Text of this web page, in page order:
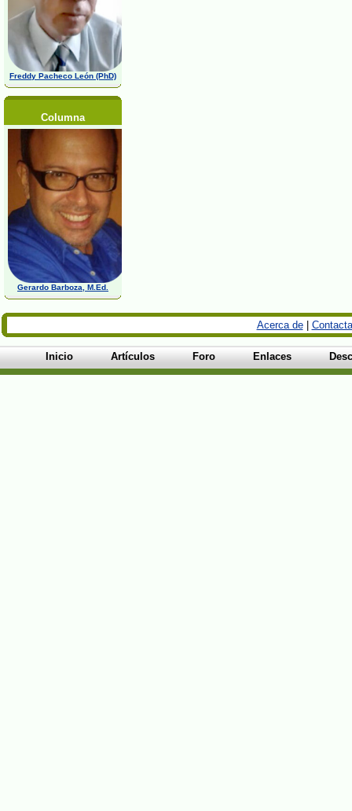
Freddy Pacheco León (PhD)
Columna
Gerardo Barboza, M.Ed.
Acerca de|
Inicio Artículos Foro Enlaces